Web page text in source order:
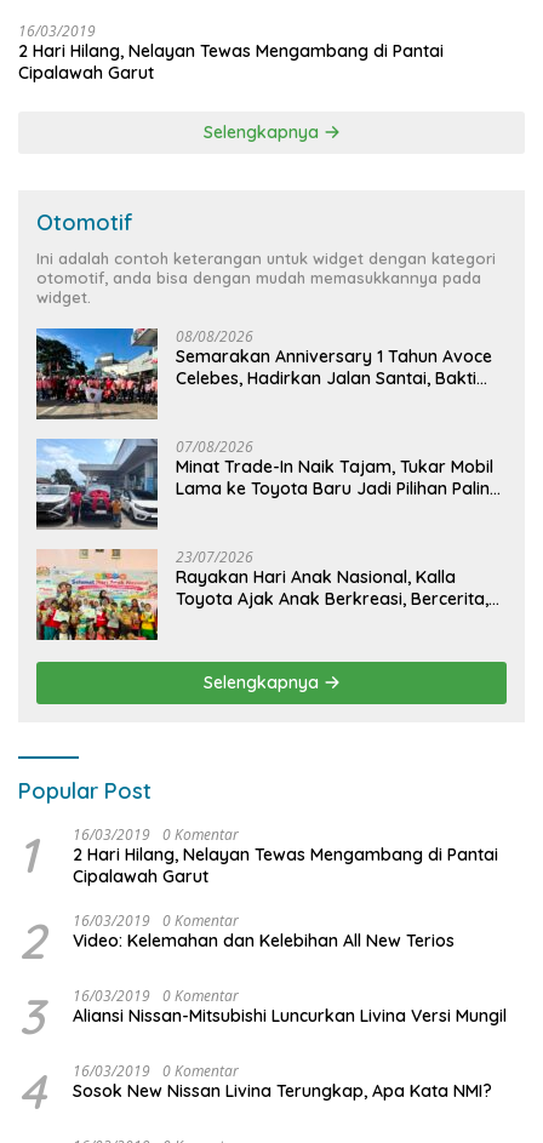
16/03/2019
2 Hari Hilang, Nelayan Tewas Mengambang di Pantai
Cipalawah Garut
Selengkapnya
Otomotif
Ini adalah contoh keterangan untuk widget dengan kategori
otomotif, anda bisa dengan mudah memasukkannya pada
widget.
08/08/2026
Semarakan Anniversary 1 Tahun Avoce
Celebes, Hadirkan Jalan Santai, Bakti
07/08/2026
Minat Trade-In Naik Tajam, Tukar Mobil
Lama ke Toyota Baru Jadi Pilihan Paling
23/07/2026
Rayakan Hari Anak Nasional, Kalla
Toyota Ajak Anak Berkreasi, Bercerita,
Selengkapnya
Popular Post
1 16/03/2019 0 Komentar
2 Hari Hilang, Nelayan Tewas Mengambang di Pantai
Cipalawah Garut
2 16/03/2019 0 Komentar
Video: Kelemahan dan Kelebihan All New Terios
3 16/03/2019 0 Komentar
Aliansi Nissan-Mitsubishi Luncurkan Livina Versi Mungil
4 16/03/2019 0 Komentar
Sosok New Nissan Livina Terungkap, Apa Kata NMI?